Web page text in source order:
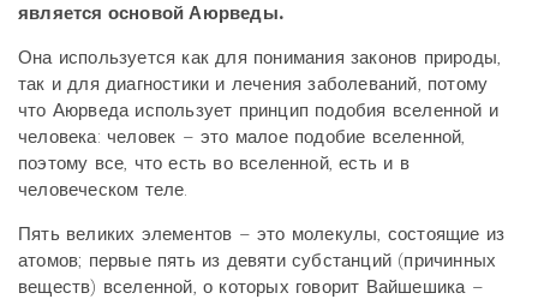
является основой Аюрведы.
Она используется как для понимания законов природы,
так и для диагностики и лечения заболеваний, потому
что Аюрведа использует принцип подобия вселенной и
человека: человек – это малое подобие вселенной,
поэтому все, что есть во вселенной, есть и в
человеческом теле.
Пять великих элементов – это молекулы, состоящие из
атомов; первые пять из девяти субстанций (причинных
веществ) вселенной, о которых говорит Вайшешика –